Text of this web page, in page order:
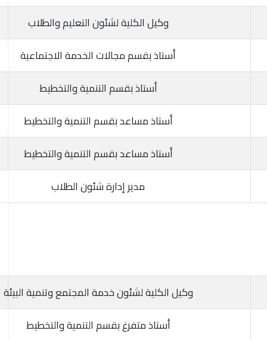
وكيل الكلية لشئون التعليم والطلاب
أستاذ بقسم مجالات الخدمة الاجتماعية
أستاذ بقسم التنمية والتخطيط
أستاذ مساعد بقسم التنمية والتخطيط
أستاذ مساعد بقسم التنمية والتخطيط
مدير إدارة شئون الطلاب
وكيل الكلية لشئون خدمة المجتمع وتنمية البيئة
أستاذ متفرغ بقسم التنمية والتخطيط